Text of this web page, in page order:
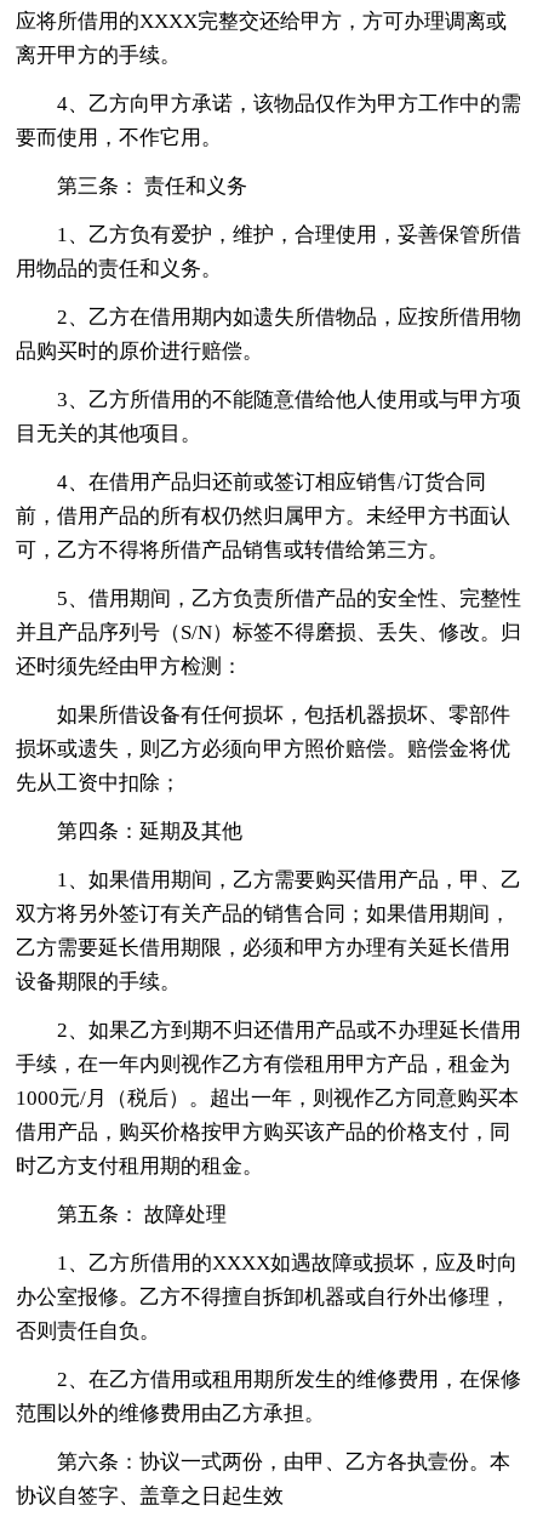
应将所借用的XXXX完整交还给甲方，方可办理调离或
离开甲方的手续。
4、乙方向甲方承诺，该物品仅作为甲方工作中的需
要而使用，不作它用。
第三条： 责任和义务
1、乙方负有爱护，维护，合理使用，妥善保管所借
用物品的责任和义务。
2、乙方在借用期内如遗失所借物品，应按所借用物
品购买时的原价进行赔偿。
3、乙方所借用的不能随意借给他人使用或与甲方项
目无关的其他项目。
4、在借用产品归还前或签订相应销售/订货合同
前，借用产品的所有权仍然归属甲方。未经甲方书面认
可，乙方不得将所借产品销售或转借给第三方。
5、借用期间，乙方负责所借产品的安全性、完整性
并且产品序列号（S/N）标签不得磨损、丢失、修改。归
还时须先经由甲方检测：
如果所借设备有任何损坏，包括机器损坏、零部件
损坏或遗失，则乙方必须向甲方照价赔偿。赔偿金将优
先从工资中扣除；
第四条：延期及其他
1、如果借用期间，乙方需要购买借用产品，甲、乙
双方将另外签订有关产品的销售合同；如果借用期间，
乙方需要延长借用期限，必须和甲方办理有关延长借用
设备期限的手续。
2、如果乙方到期不归还借用产品或不办理延长借用
手续，在一年内则视作乙方有偿租用甲方产品，租金为
1000元/月（税后）。超出一年，则视作乙方同意购买本
借用产品，购买价格按甲方购买该产品的价格支付，同
时乙方支付租用期的租金。
第五条： 故障处理
1、乙方所借用的XXXX如遇故障或损坏，应及时向
办公室报修。乙方不得擅自拆卸机器或自行外出修理，
否则责任自负。
2、在乙方借用或租用期所发生的维修费用，在保修
范围以外的维修费用由乙方承担。
第六条：协议一式两份，由甲、乙方各执壹份。本
协议自签字、盖章之日起生效